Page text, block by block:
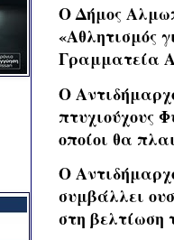
Ο Δήμος
«Αθλητισμός
Γραμματεία
Ο
πτυχιούχους
οποίοι θα
Ο
συμβάλλει
στη βελτίωση